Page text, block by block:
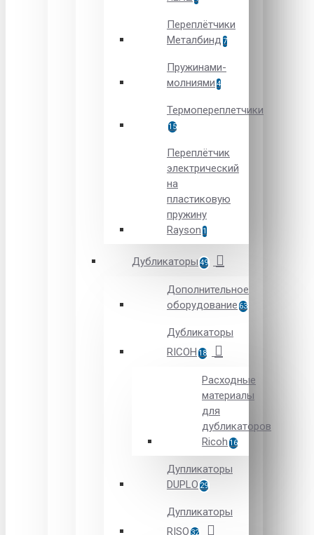
Переплётчики
Металбинд 7
Пружинами-
молниями 4
Термопереплетчики
15
Переплётчик
электрический
на
пластиковую
пружину
Rayson 1
Дубликаторы 49
Дополнительное
оборудование 63
Дубликаторы
RICOH 18
Расходные
материалы
для
дубликаторов
Ricoh 16
Дупликаторы
DUPLO 29
Дупликаторы
RISO 32